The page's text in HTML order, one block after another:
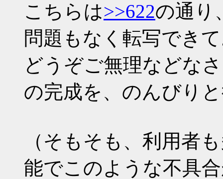
こちらは>>622の通り
問題もなく転写でき
どうぞご無理などな
の完成を、のんびり
（そもそも、利用者
能でこのような不具